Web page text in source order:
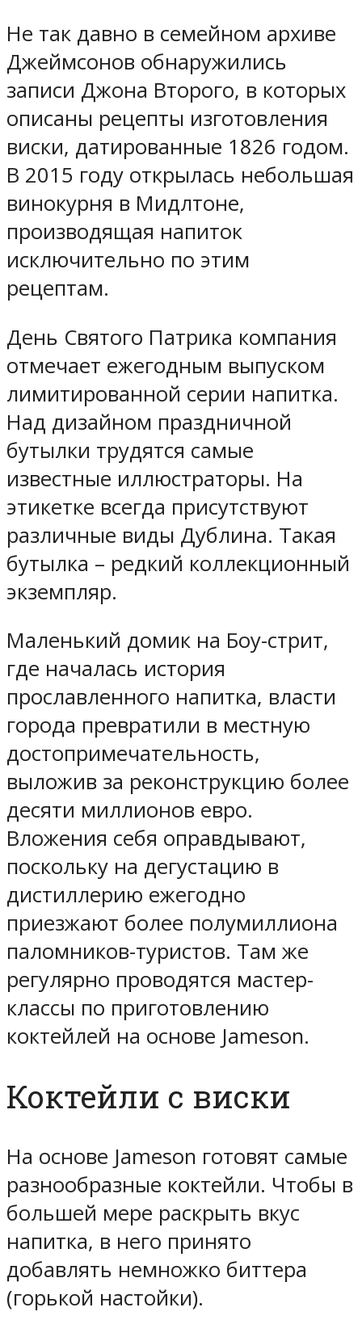
Не так давно в семейном архиве
Джеймсонов обнаружились
записи Джона Второго, в которых
описаны рецепты изготовления
виски, датированные 1826 годом.
В 2015 году открылась небольшая
винокурня в Мидлтоне,
производящая напиток
исключительно по этим
рецептам.
День Святого Патрика компания
отмечает ежегодным выпуском
лимитированной серии напитка.
Над дизайном праздничной
бутылки трудятся самые
известные иллюстраторы. На
этикетке всегда присутствуют
различные виды Дублина. Такая
бутылка – редкий коллекционный
экземпляр.
Маленький домик на Боу-стрит,
где началась история
прославленного напитка, власти
города превратили в местную
достопримечательность,
выложив за реконструкцию более
десяти миллионов евро.
Вложения себя оправдывают,
поскольку на дегустацию в
дистиллерию ежегодно
приезжают более полумиллиона
паломников-туристов. Там же
регулярно проводятся мастер-
классы по приготовлению
коктейлей на основе Jameson.
Коктейли с виски
На основе Jameson готовят самые
разнообразные коктейли. Чтобы в
большей мере раскрыть вкус
напитка, в него принято
добавлять немножко биттера
(горькой настойки).